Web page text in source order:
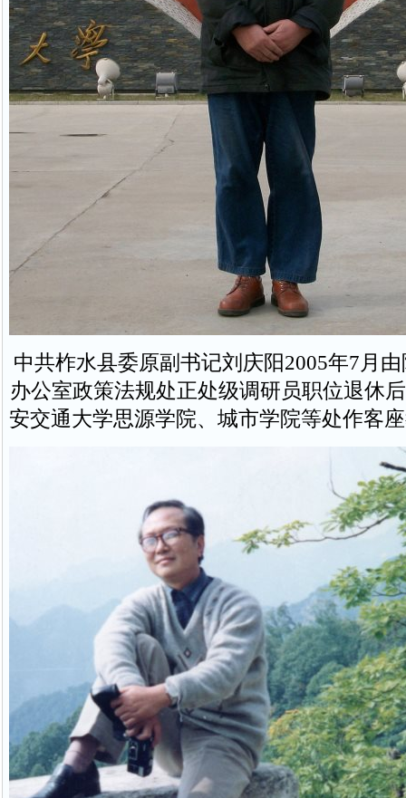
中共柞水县委原副书记刘庆阳2005年7月
办公室政策法规处正处级调研员职位退休
安交通大学思源学院、城市学院等处作客